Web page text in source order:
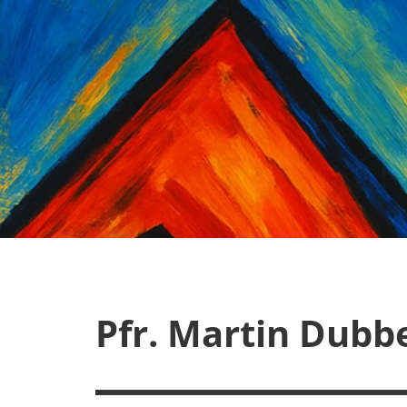
Zum
Inhalt
Pfr. Martin